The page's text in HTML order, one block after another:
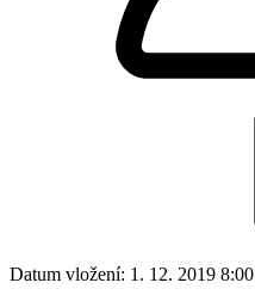
Datum vložení: 1. 12. 2019 8:00